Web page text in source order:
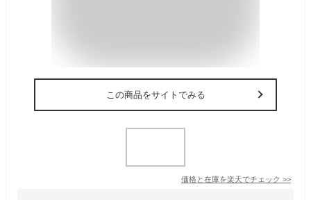
この商品をサイトでみる
価格と在庫を楽天でチェック >>